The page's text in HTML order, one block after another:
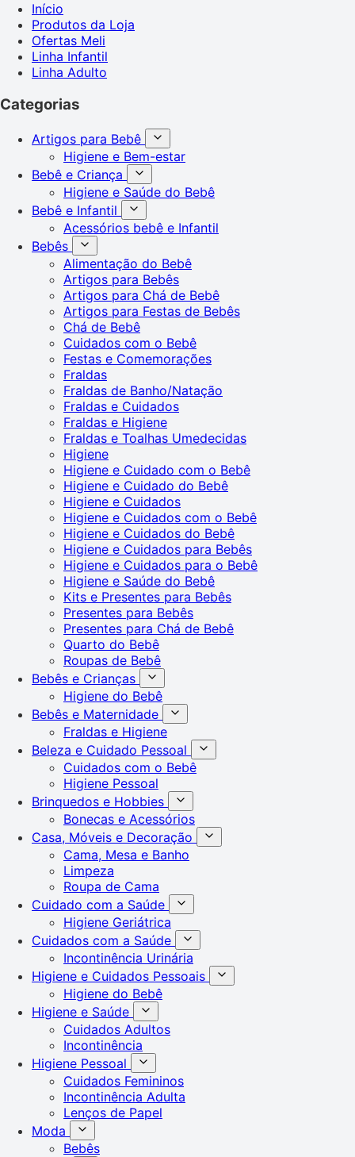
Início
Produtos da Loja
Ofertas Meli
Linha Infantil
Linha Adulto
Categorias
Artigos para Bebê
Higiene e Bem-estar
Bebê e Criança
Higiene e Saúde do Bebê
Bebê e Infantil
Acessórios bebê e Infantil
Bebês
Alimentação do Bebê
Artigos para Bebês
Artigos para Chá de Bebê
Artigos para Festas de Bebês
Chá de Bebê
Cuidados com o Bebê
Festas e Comemorações
Fraldas
Fraldas de Banho/Natação
Fraldas e Cuidados
Fraldas e Higiene
Fraldas e Toalhas Umedecidas
Higiene
Higiene e Cuidado com o Bebê
Higiene e Cuidado do Bebê
Higiene e Cuidados
Higiene e Cuidados com o Bebê
Higiene e Cuidados do Bebê
Higiene e Cuidados para Bebês
Higiene e Cuidados para o Bebê
Higiene e Saúde do Bebê
Kits e Presentes para Bebês
Presentes para Bebês
Presentes para Chá de Bebê
Quarto do Bebê
Roupas de Bebê
Bebês e Crianças
Higiene do Bebê
Bebês e Maternidade
Fraldas e Higiene
Beleza e Cuidado Pessoal
Cuidados com o Bebê
Higiene Pessoal
Brinquedos e Hobbies
Bonecas e Acessórios
Casa, Móveis e Decoração
Cama, Mesa e Banho
Limpeza
Roupa de Cama
Cuidado com a Saúde
Higiene Geriátrica
Cuidados com a Saúde
Incontinência Urinária
Higiene e Cuidados Pessoais
Higiene do Bebê
Higiene e Saúde
Cuidados Adultos
Incontinência
Higiene Pessoal
Cuidados Femininos
Incontinência Adulta
Lenços de Papel
Moda
Bebês